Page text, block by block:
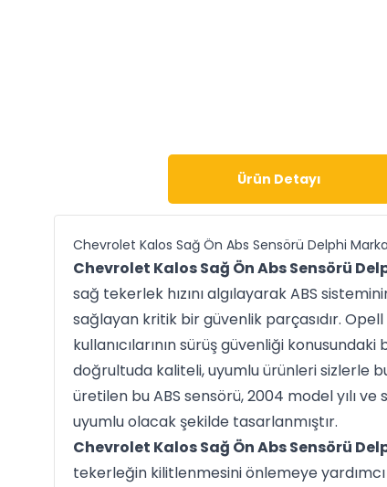
Ürün Detayı
Chevrolet Kalos Sağ Ön Abs Sensörü Delphi Marka
Chevrolet Kalos Sağ Ön Abs Sensörü
sağ tekerlek hızını algılayarak ABS
sağlayan kritik bir güvenlik parçasıdır.
kullanıcılarının sürüş güvenliği
doğrultuda kaliteli, uyumlu ürünleri sizlerle
üretilen bu ABS sensörü, 2004 model yılı
uyumlu olacak şekilde tasarlanmıştır.
Chevrolet Kalos Sağ Ön Abs Sensörü
tekerleğin kilitlenmesini önlemeye